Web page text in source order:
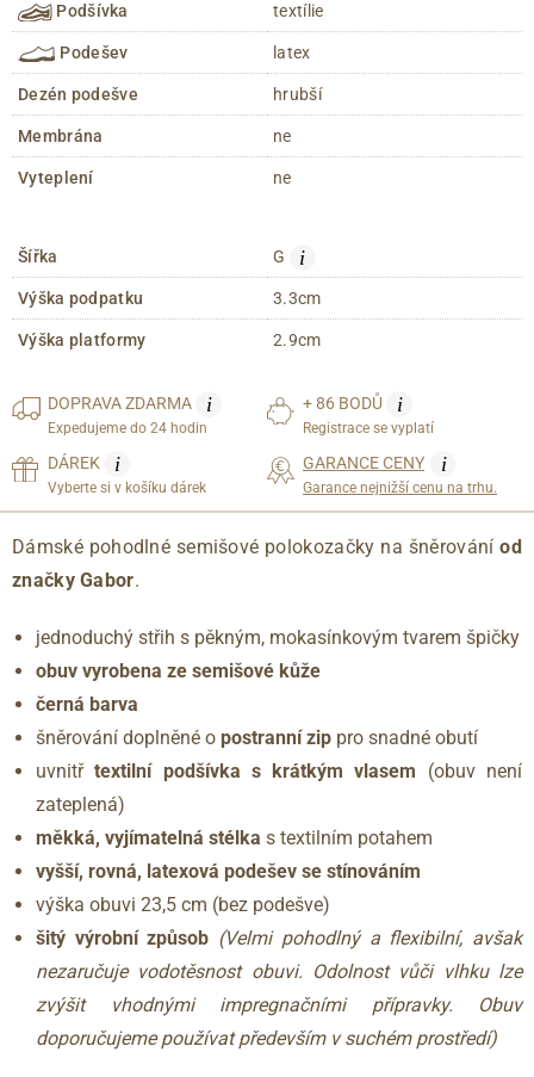
Podšívka textílie
Podešev latex
Dezén podešve hrubší
Membrána ne
Vyteplení ne
Šířka G i
Výška podpatku 3.3cm
Výška platformy 2.9cm
DOPRAVAZDARMA i
Expedujeme do 24 hodin
+ 86 BODŮ i
Registrace se vyplatí
DÁREK i
Vyberte si v košíku dárek
GARANCE CENY i
Garance nejnižší cenu na trhu.
Dámské pohodlné semišové polokozačky na šněrováníod
značky Gabor.
jednoduchý střih s pěkným, mokasínkovým tvarem špičky
obuv vyrobena ze semišové kůže
černá barva
šněrování doplněné o postranní zip pro snadné obutí
uvnitřtextilní podšívka s krátkým vlasem (obuv není
zateplená)
měkká, vyjímatelná stélka s textilním potahem
vyšší, rovná, latexová podešev se stínováním
výška obuvi 23,5 cm (bez podešve)
šitý výrobní způsob (Velmi pohodlný a flexibilní, avšak
nezaručuje vodotěsnost obuvi. Odolnost vůči vlhku lze
zvýšit vhodnými impregnačními přípravky. Obuv
doporučujeme používat především v suchém prostředí)